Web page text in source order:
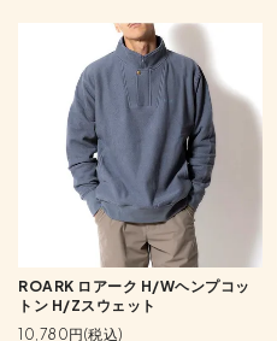
ROARK ロアーク H/Wヘンプコッ
トン H/Zスウェット
10,780円(税込)